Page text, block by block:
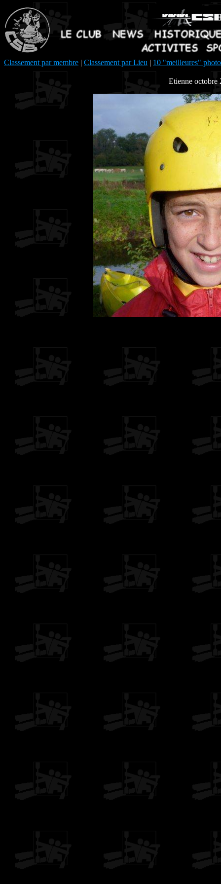
Classement par membre | Classement par Lieu | 10 "meilleures"
Etienne